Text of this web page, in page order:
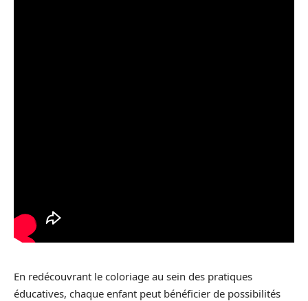
En redécouvrant le coloriage au sein des pratiques
éducatives, chaque enfant peut bénéficier de possibilités